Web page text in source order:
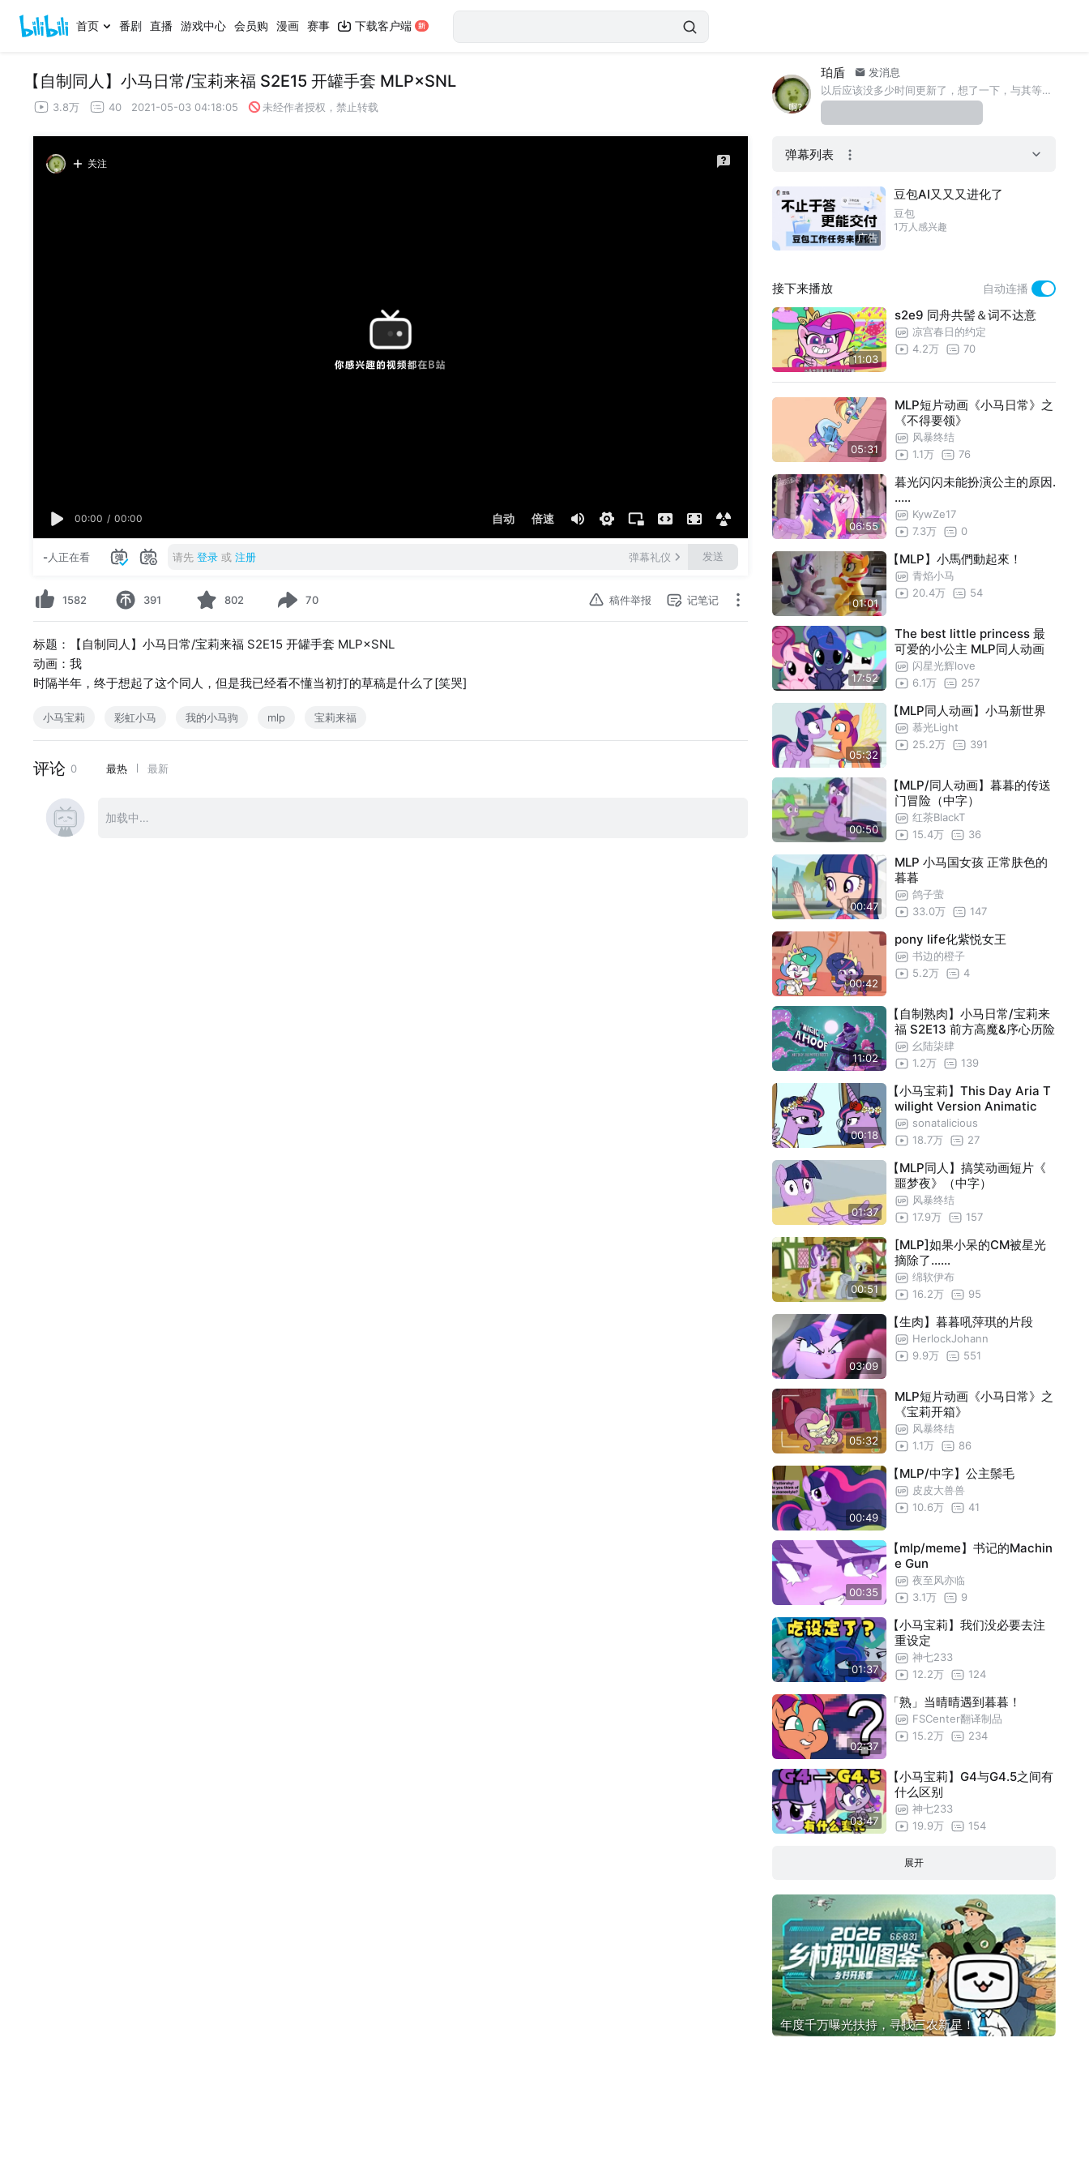
首页 番剧 直播 游戏中心 会员购 漫画 赛事 下载客户端
【自制同人】小马日常/宝莉来福 S2E15 开罐手套 MLP×SNL
3.8万 40 2021-05-03 04:18:05 未经作者授权，禁止转载
关注
00:00 / 00:00 自动 倍速
-人正在看 请先 登录 或 注册 弹幕礼仪 发送
1582 391 802 70 稿件举报 记笔记
标题：【自制同人】小马日常/宝莉来福 S2E15 开罐手套 MLP×SNL
动画：我
时隔半年，终于想起了这个同人，但是我已经看不懂当初打的草稿是什么了[笑哭]
小马宝莉 彩虹小马 我的小马驹 mlp 宝莉来福
珀盾
发消息
以后应该没多少时间更新了，想了一下，与其等很久才出来一个烂活，不如花更久的时间汆一个好活
弹幕列表
广告
豆包AI又又又进化了
豆包
1万人感兴趣
接下来播放 自动连播
11:03
s2e9 同舟共髻＆词不达意
凉宫春日的约定
4.2万
70
05:31
MLP短片动画《小马日常》之
《不得要领》
风暴终结
1.1万
76
06:55
暮光闪闪未能扮演公主的原因.
.....
KywZe17
7.3万
0
01:01
【MLP】小馬們動起來！
青焰小马
20.4万
54
17:52
The best little princess 最
可爱的小公主 MLP同人动画
闪星光辉love
6.1万
257
05:32
【MLP同人动画】小马新世界
慕光Light
25.2万
391
00:50
【MLP/同人动画】暮暮的传送
门冒险（中字）
红茶BlackT
15.4万
36
00:47
MLP 小马国女孩 正常肤色的
暮暮
鸽子萤
33.0万
147
00:42
pony life化紫悦女王
书边的橙子
5.2万
4
11:02
【自制熟肉】小马日常/宝莉来
福 S2E13 前方高魔&序心历险
幺陆柒肆
1.2万
139
00:18
【小马宝莉】This Day Aria T
wilight Version Animatic
sonatalicious
18.7万
27
01:37
【MLP同人】搞笑动画短片《
噩梦夜》（中字）
风暴终结
17.9万
157
00:51
[MLP]如果小呆的CM被星光
摘除了……
绵软伊布
16.2万
95
03:09
【生肉】暮暮吼萍琪的片段
HerlockJohann
9.9万
551
05:32
MLP短片动画《小马日常》之
《宝莉开箱》
风暴终结
1.1万
86
00:49
【MLP/中字】公主鬃毛
皮皮大兽兽
10.6万
41
00:35
【mlp/meme】书记的Machin
e Gun
夜至风亦临
3.1万
9
01:37
【小马宝莉】我们没必要去注
重设定
神七233
12.2万
124
02:37
「熟」当晴晴遇到暮暮！
FSCenter翻译制品
15.2万
234
03:47
【小马宝莉】G4与G4.5之间有
什么区别
神七233
19.9万
154
展开
年度千万曝光扶持，寻找三农新星！